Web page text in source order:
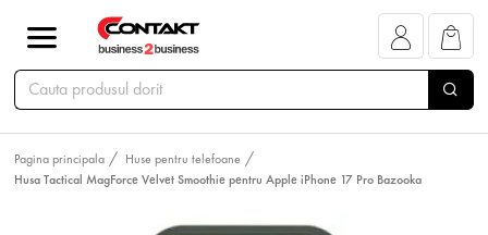
Pagina principala
Huse pentru telefoane
Husa Tactical MagForce Velvet Smoothie pentru Apple iPhone 17 Pro Bazooka